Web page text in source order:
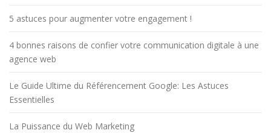
5 astuces pour augmenter votre engagement !
4 bonnes raisons de confier votre communication digitale à une
agence web
Le Guide Ultime du Référencement Google: Les Astuces
Essentielles
La Puissance du Web Marketing